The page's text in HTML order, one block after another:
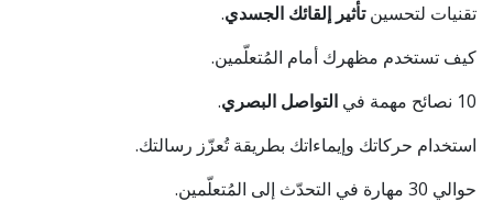
تقنيات لتحسينتأثير إلقائك الجسدي.
كيف تستخدم مظهرك أمام المُتعلّمين.
10 نصائح مهمة في
التواصل البصري.
استخدام حركاتك وإيماءاتك بطريقة تُعزّز رسالتك.
حوالي 30 مهارة في التحدّث إلى المُتعلّمين.